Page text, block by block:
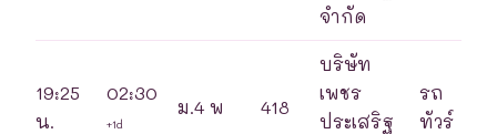
จำกัด
19:25
น.
02:30
+1d
ม.4 พ 418
บริษัท
เพชร
ประเสริฐ
รถ
ทัวร์